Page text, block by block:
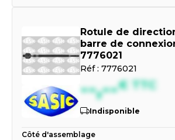
Rotule de
barre de
7776021
Réf : 7776021
--,--€ TTC
Indisponible
Côté d'assemblage